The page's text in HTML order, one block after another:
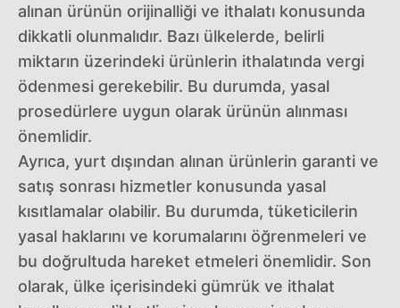
alınan ürünün orijinalliği ve ithalatı konusunda
dikkatli olunmalıdır. Bazı ülkelerde, belirli
miktarın üzerindeki ürünlerin ithalatında vergi
ödenmesi gerekebilir. Bu durumda, yasal
prosedürlere uygun olarak ürünün alınması
önemlidir.
Ayrıca, yurt dışından alınan ürünlerin garanti ve
satış sonrası hizmetler konusunda yasal
kısıtlamalar olabilir. Bu durumda, tüketicilerin
yasal haklarını ve korumalarını öğrenmeleri ve
bu doğrultuda hareket etmeleri önemlidir. Son
olarak, ülke içerisindeki gümrük ve ithalat